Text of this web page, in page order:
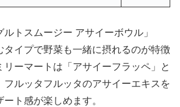
トスムージー アサイーボウル」
タイプで野菜も一緒に摂れるのが特徴
リーマートは「アサイーフラッペ」と
フルッタフルッタのアサイーエキスを
ト感が楽しめます。